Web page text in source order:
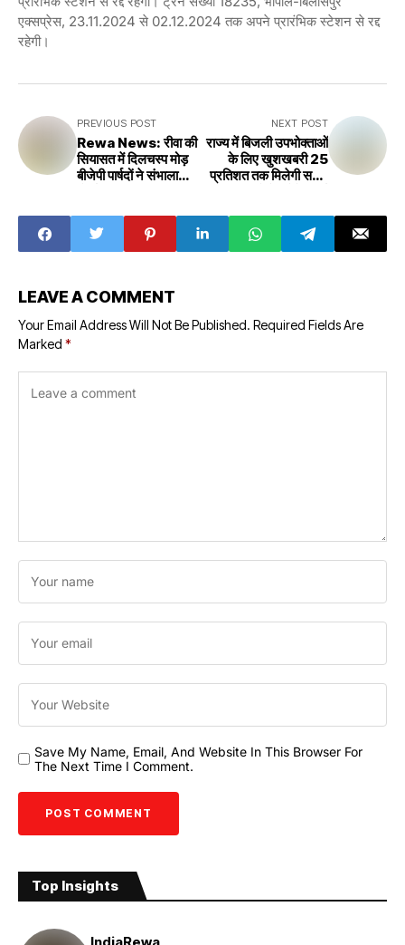
एक्सप्रेस, 23.11.2024 से 02.12.2024 तक अपने प्रारंभिक स्टेशन से रद्द
रहेगी।
PREVIOUS POST
Rewa News: रीवा की
सियासत में दिलचस्प मोड़
बीजेपी पार्षदों ने संभाला
NEXT POST
राज्य में बिजली उपभोक्‍ताओं
के लिए खुशखबरी 25
प्रतिशत तक मिलेगी सस्ती
LEAVE A COMMENT
Your Email Address Will Not Be Published. Required Fields Are
Marked *
Save My Name, Email, And Website In This Browser For
The Next Time I Comment.
Top Insights
IndiaRewa